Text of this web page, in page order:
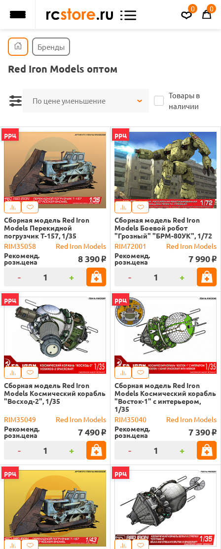
0 0
Бренды
Red Iron Models оптом
По цене уменьшение
Товары в
наличии
ррц
Сборная модель Red Iron
Models Перекидной
погрузчик Т-157, 1/35
RIM35058
Red Iron Models
Рекоменд.
розн.цена 8 390 o
- +
ррц
Сборная модель Red Iron
Models Боевой робот
"Грозный" "БРМ-80УК", 1/72
RIM72001
Red Iron Models
Рекоменд.
розн.цена 7 990 o
- +
ррц
Сборная модель Red Iron
Models Космический корабль
"Восход-2", 1/35
RIM35049
Red Iron Models
Рекоменд.
розн.цена 7 490 o
- +
ррц
Сборная модель Red Iron
Models Космический корабль
"Восток-1" с интерьером,
1/35
RIM35040
Red Iron Models
Рекоменд.
розн.цена 7 390 o
- +
ррц ррц